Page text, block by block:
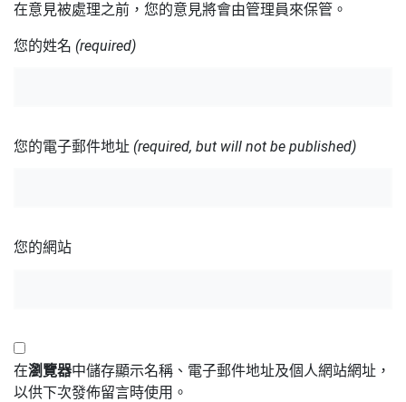
在意見被處理之前，您的意見將會由管理員來保管。
您的姓名 (required)
您的電子郵件地址 (required, but will not be published)
您的網站
在瀏覽器中儲存顯示名稱、電子郵件地址及個人網站網址，
以供下次發佈留言時使用。